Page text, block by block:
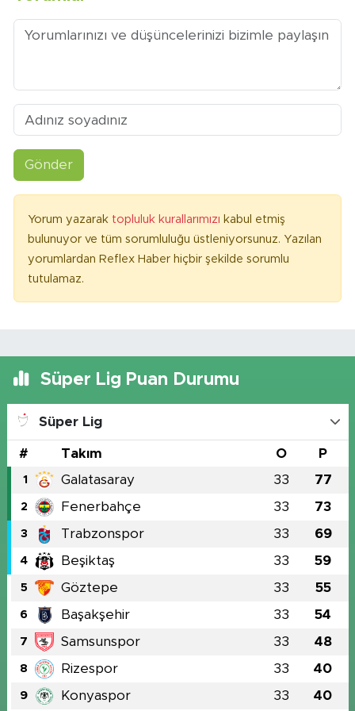
Gönder
Yorum yazarak topluluk kurallarımızı kabul etmiş
bulunuyor ve tüm sorumluluğu üstleniyorsunuz. Yazılan
yorumlardan Reflex Haber hiçbir şekilde sorumlu
tutulamaz.
Süper Lig Puan Durumu
Süper Lig
# Takım O P
1 Galatasaray 33 77
2 Fenerbahçe 33 73
3 Trabzonspor 33 69
4 Beşiktaş 33 59
5 Göztepe 33 55
6 Başakşehir 33 54
7 Samsunspor 33 48
8 Rizespor 33 40
9 Konyaspor 33 40